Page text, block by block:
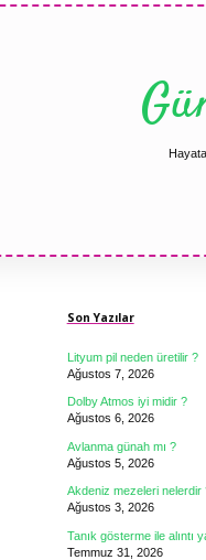
Son Yazılar
Lityum pil neden üretilir ?
Ağustos 7, 2026
Dolby Atmos iyi midir ?
Ağustos 6, 2026
Avlanma günah mı ?
Ağustos 5, 2026
Akdeniz mezeleri nelerdir
Ağustos 3, 2026
Tanık gösterme ile alıntı
Temmuz 31, 2026